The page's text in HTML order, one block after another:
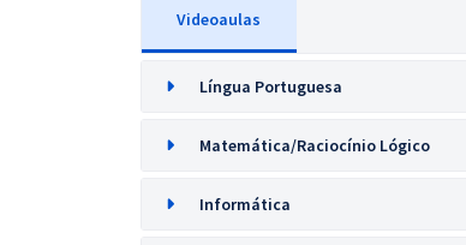
Videoaulas
Língua Portuguesa
Matemática/Raciocínio Lógico
Informática